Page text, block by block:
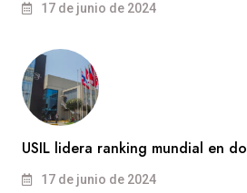
17 de junio de 2024
USIL lidera ranking mundial en
17 de junio de 2024